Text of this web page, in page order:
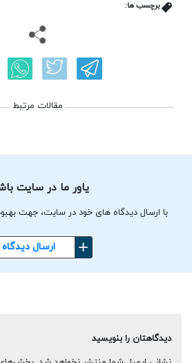
برچسب ها:
مقالات مرتبط
یاور ما در سایت
با ارسال دیدگاه های خود در سایت، جهت
ارسال دیدگاه
دیدگاهتان را بنویسید